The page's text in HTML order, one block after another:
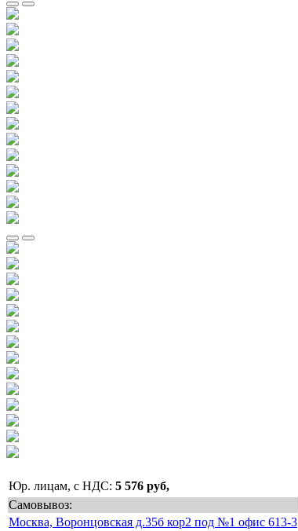
Юр. лицам, с НДС: 5 576 руб,
Самовывоз:
Москва, Воронцовская д.35б кор2 под №1 офис 613-3